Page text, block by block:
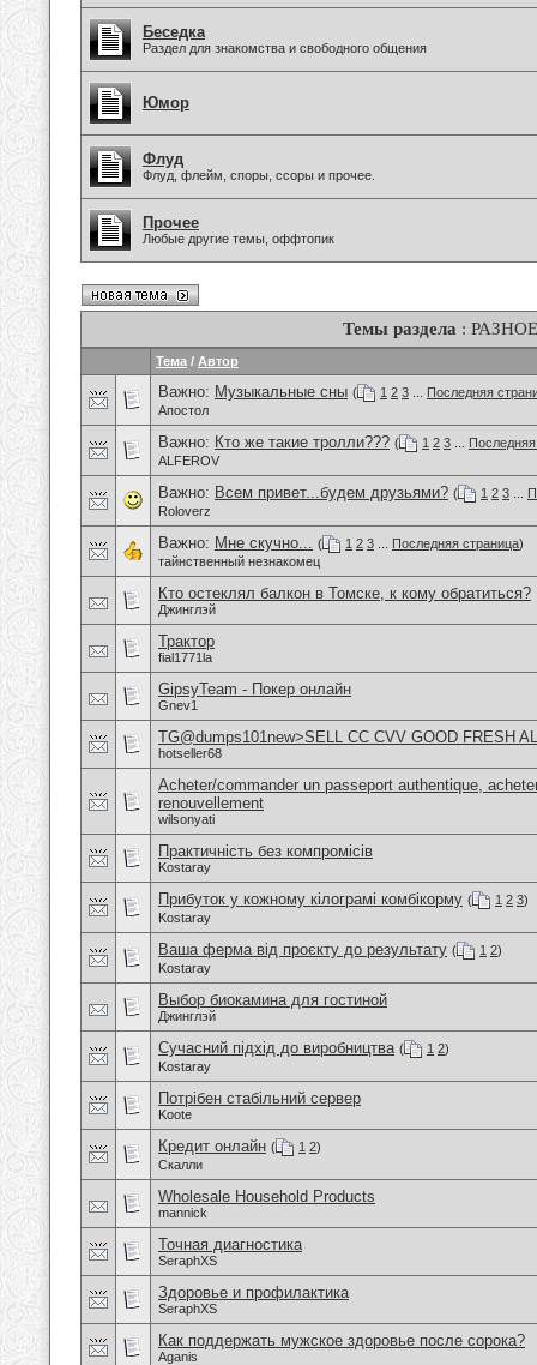
Беседка
Раздел для знакомства и свободного общения
Юмор
Флуд
Флуд, флейм, споры, ссоры и прочее.
Прочее
Любые другие темы, оффтопик
Темы раздела : РАЗНОЕ
Тема / Автор
Важно: Музыкальные сны ( 1 2 3
Последняя
Апостол
Важно: Кто же такие тролли??? ( 1 2 3
ALFEROV
Важно: Всем привет...будем друзьями? ( 1 2 3
Roloverz
Важно: Мне скучно... ( 1 2 3 Последняя страница)
тайнственный незнакомец
Кто остеклял балкон в Томске, к кому обратиться?
Джинглэй
Трактор
fial1771la
GipsyTeam - Покер онлайн
Gnev1
TG@dumps101new>SELL CC CVV GOOD FRESH
hotseller68
Acheter/commander un passeport authentique,
renouvellement
wilsonyati
Практичність без компромісів
Kostaray
Прибуток у кожному кілограмі комбікорму ( 1 2 3)
Kostaray
Ваша ферма від проєкту до результату ( 1 2)
Kostaray
Выбор биокамина для гостиной
Джинглэй
Сучасний підхід до виробництва ( 1 2)
Kostaray
Потрібен стабільний сервер
Koote
Кредит онлайн ( 1 2)
Скалли
Wholesale Household Products
mannick
Точная диагностика
SeraphXS
Здоровье и профилактика
SeraphXS
Как поддержать мужское здоровье после сорока?
Aganis